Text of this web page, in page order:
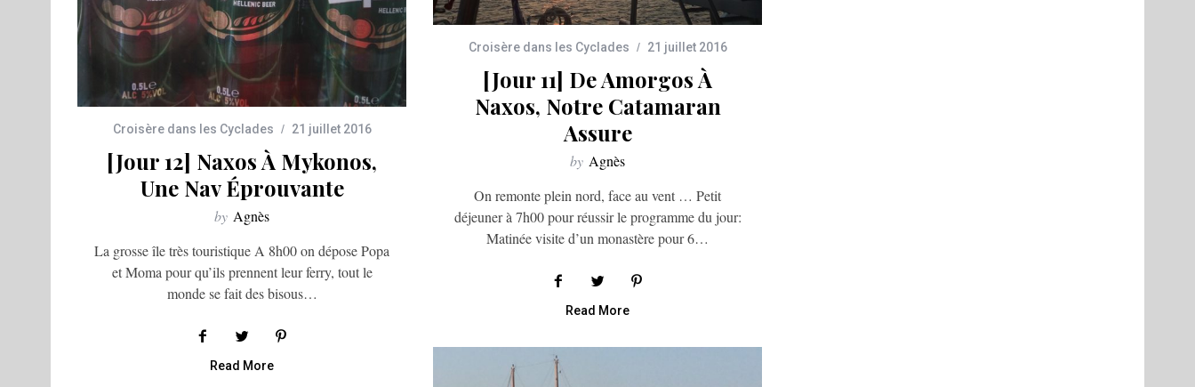
Croisère dans les Cyclades 21 juillet 2016
[Jour 11] De Amorgos À
Naxos, Notre Catamaran
Assure
by Agnès
On remonte plein nord, face au vent … Petit
déjeuner à 7h00 pour réussir le programme du jour:
Matinée visite d’un monastère pour 6…
Read More
Croisère dans les Cyclades 21 juillet 2016
[Jour 12] Naxos À Mykonos,
Une Nav Éprouvante
by Agnès
La grosse île très touristique A 8h00 on dépose Popa
et Moma pour qu’ils prennent leur ferry, tout le
monde se fait des bisous…
Read More